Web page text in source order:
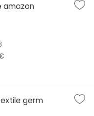
amazon
germ